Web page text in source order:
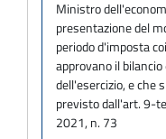
Ministro
presentazione del
periodo d'imposta
approvano il
dell'esercizio, e che
previsto dall'art. 9-
2021, n. 73